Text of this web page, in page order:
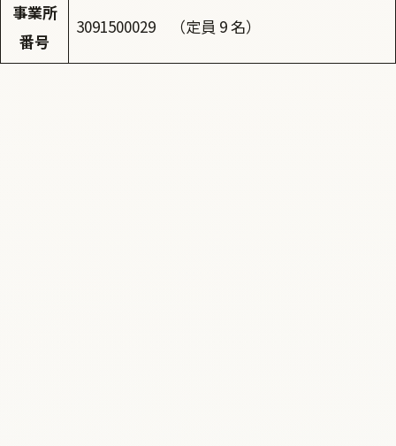
事業所
番号
3091500029 （定員 9 名）